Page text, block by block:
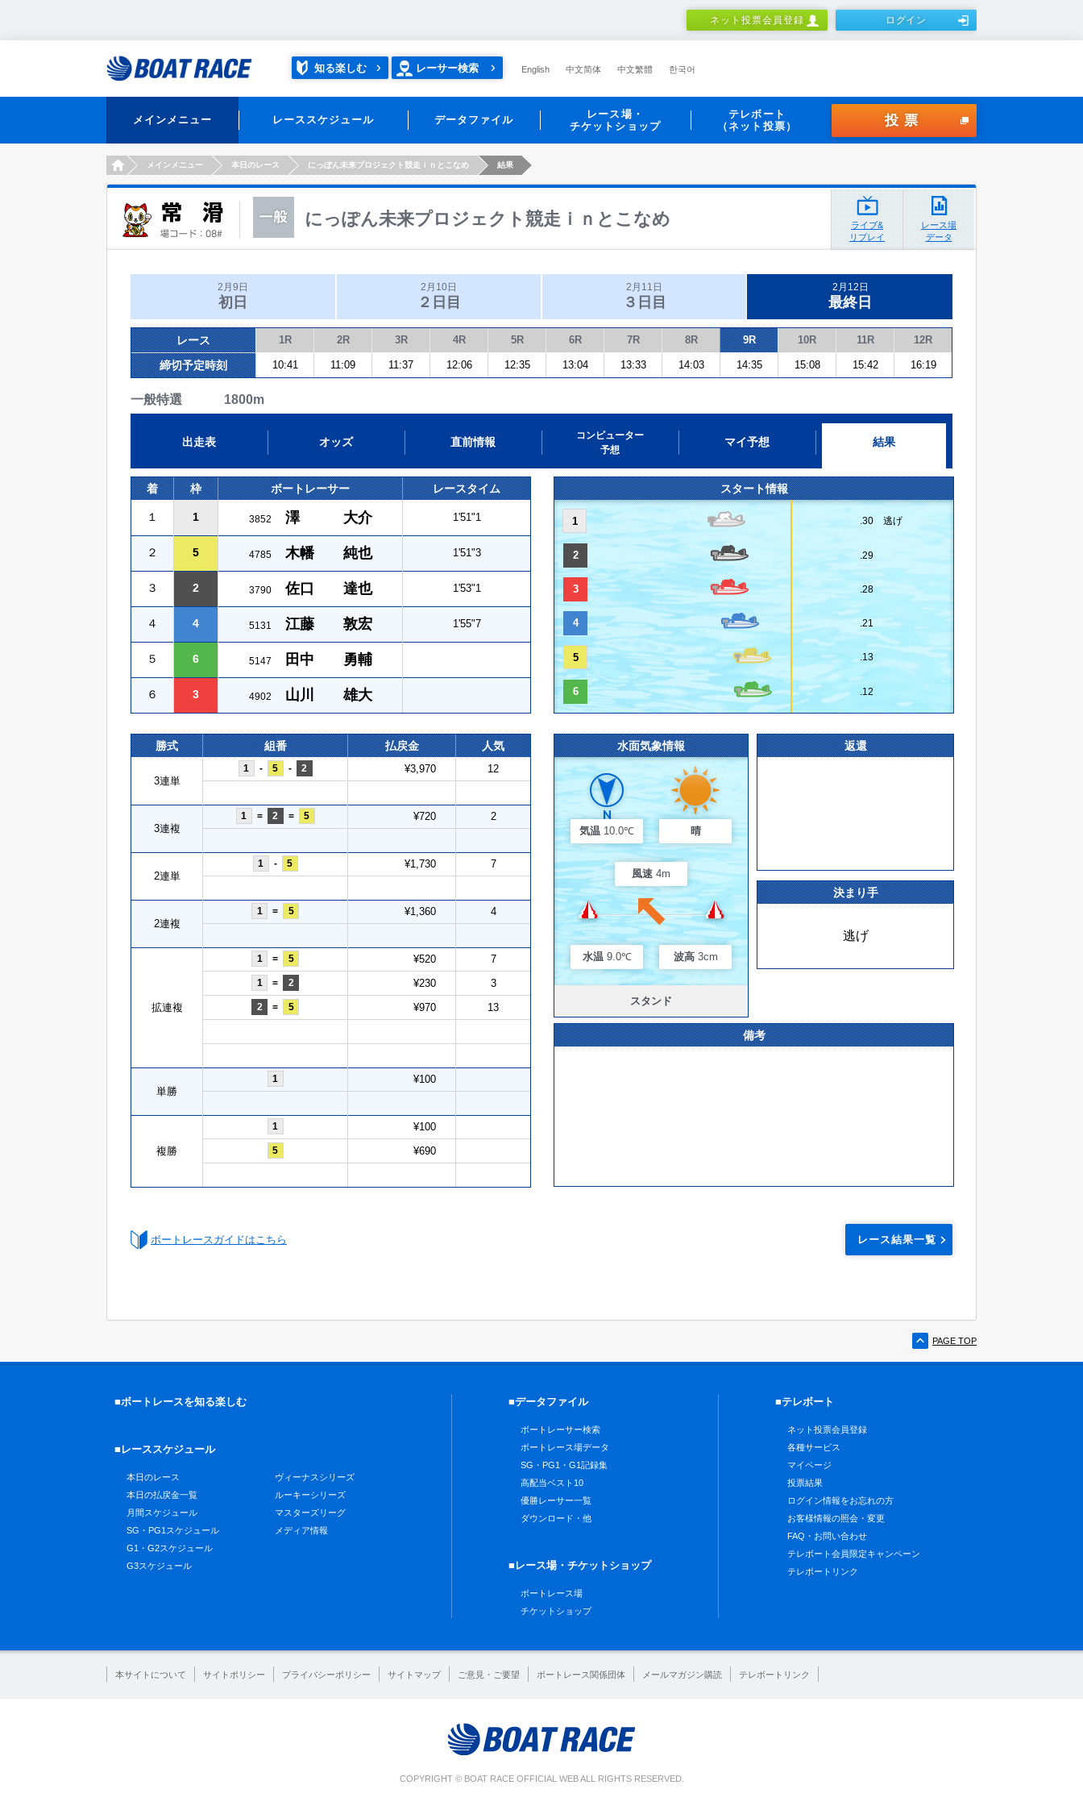
ネット投票会員登録 ログイン
知る楽しむ レーサー検索 English 中文简体 中文繁體 한국어
メインメニュー レーススケジュール データファイル
レース場・
チケットショップ
テレボート
（ネット投票）
投票
HOMEメインメニュー 本日のレース にっぽん未来プロジェクト競走ｉｎとこなめ 結果
にっぽん未来プロジェクト競走ｉｎとこなめ
ライブ&
リプレイ
レース場
データ
2月9日
初日
2月10日
２日目
2月11日
３日目
2月12日
最終日
レース 1R 2R 3R 4R 5R 6R 7R 8R 9R 10R 11R 12R
締切予定時刻 10:41 11:09 11:37 12:06 12:35 13:04 13:33 14:03 14:35 15:08 15:42 16:19
一般特選 1800m
出走表 オッズ 直前情報
コンピューター
予想
マイ予想 結果
着 枠 ボートレーサー レースタイム
１ 1 3852 澤 大介 1'51"1
２ 5 4785 木幡 純也 1'51"3
３ 2 3790 佐口 達也 1'53"1
４ 4 5131 江藤 敦宏 1'55"7
５ 6 5147 田中 勇輔
６ 3 4902 山川 雄大
スタート情報
1 .30 逃げ
2 .29
3 .28
4 .21
5 .13
6 .12
勝式 組番 払戻金 人気
3連単
1 - 5 - 2 ¥3,970 12
3連複
1 = 2 = 5 ¥720 2
2連単
1 - 5 ¥1,730 7
2連複
1 = 5 ¥1,360 4
拡連複
1 = 5 ¥520 7
1 = 2 ¥230 3
2 = 5 ¥970 13
単勝
1 ¥100
複勝
1 ¥100
5 ¥690
水面気象情報
気温 10.0℃ 晴
風速 4m
水温 9.0℃ 波高 3cm
スタンド
返還
決まり手
逃げ
備考
ボートレースガイドはこちら レース結果一覧
PAGE TOP
■ボートレースを知る楽しむ
■レーススケジュール
本日のレース
本日の払戻金一覧
月間スケジュール
SG・PG1スケジュール
G1・G2スケジュール
G3スケジュール
ヴィーナスシリーズ
ルーキーシリーズ
マスターズリーグ
メディア情報
■データファイル
ボートレーサー検索
ボートレース場データ
SG・PG1・G1記録集
高配当ベスト10
優勝レーサー一覧
ダウンロード・他
■レース場・チケットショップ
ボートレース場
チケットショップ
■テレボート
ネット投票会員登録
各種サービス
マイページ
投票結果
ログイン情報をお忘れの方
お客様情報の照会・変更
FAQ・お問い合わせ
テレボート会員限定キャンペーン
テレボートリンク
本サイトについて サイトポリシー プライバシーポリシー サイトマップ ご意見・ご要望 ボートレース関係団体 メールマガジン購読 テレボートリンク
COPYRIGHT © BOAT RACE OFFICIAL WEB ALL RIGHTS RESERVED.